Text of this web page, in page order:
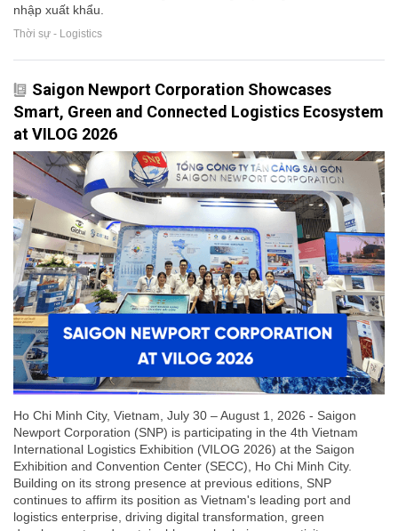
nhập xuất khẩu.
Thời sự - Logistics
Saigon Newport Corporation Showcases
Smart, Green and Connected Logistics Ecosystem
at VILOG 2026
Ho Chi Minh City, Vietnam, July 30 – August 1, 2026 - Saigon
Newport Corporation (SNP) is participating in the 4th Vietnam
International Logistics Exhibition (VILOG 2026) at the Saigon
Exhibition and Convention Center (SECC), Ho Chi Minh City.
Building on its strong presence at previous editions, SNP
continues to affirm its position as Vietnam's leading port and
logistics enterprise, driving digital transformation, green